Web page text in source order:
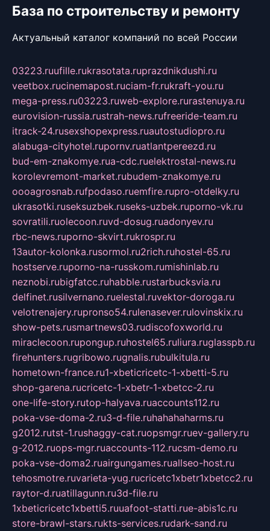
База по строительству и ремонту
Актуальный каталог компаний по всей России
03223.ruufille.rukrasotata.ruprazdnikdushi.ru
veetbox.rucinemapost.ruciam-fr.rukraft-you.ru
mega-press.ru03223.ruweb-explore.rurastenuya.ru
eurovision-russia.rustrah-news.rufreeride-team.ru
itrack-24.rusexshopexpress.ruautostudiopro.ru
alabuga-cityhotel.rupornv.ruatlantpereezd.ru
bud-em-znakomye.rua-cdc.ruelektrostal-news.ru
korolevremont-market.rubudem-znakomye.ru
oooagrosnab.rufpodaso.ruemfire.rupro-otdelky.ru
ukrasotki.ruseksuzbek.ruseks-uzbek.ruporno-vk.ru
sovratili.ruolecoon.ruvd-dosug.ruadonyev.ru
rbc-news.ruporno-skvirt.rukrospr.ru
13autor-kolonka.rusormol.ru2rich.ruhostel-65.ru
hostserve.ruporno-na-russkom.rumishinlab.ru
neznobi.rubigfatcc.ruhabble.rustarbucksvia.ru
delfinet.rusilvernano.ruelestal.ruvektor-doroga.ru
velotrenajery.rupronso54.rulenasever.rulovinskix.ru
show-pets.rusmartnews03.rudiscofoxworld.ru
miraclecoon.rupongup.ruhostel65.ruliura.ruglasspb.ru
firehunters.rugribowo.rugnalis.rubulkitula.ru
hometown-france.ru1-xbeticricetc-1-xbetti-5.ru
shop-garena.rucricetc-1-xbetr-1-xbetcc-2.ru
one-life-story.rutop-halyava.ruaccounts112.ru
poka-vse-doma-2.ru3-d-file.ruhahahaharms.ru
g2012.rutst-1.rushaggy-cat.ruopsmgr.ruev-gallery.ru
g-2012.ruops-mgr.ruaccounts-112.rucsm-demo.ru
poka-vse-doma2.ruairgungames.ruallseo-host.ru
tehosmotre.ruvarieta-yug.rucricetc1xbetr1xbetcc2.ru
raytor-d.ruatillagunn.ru3d-file.ru
1xbeticricetc1xbetti5.ruuafoot-statti.rue-abis1c.ru
store-brawl-stars.rukts-services.rudark-sand.ru